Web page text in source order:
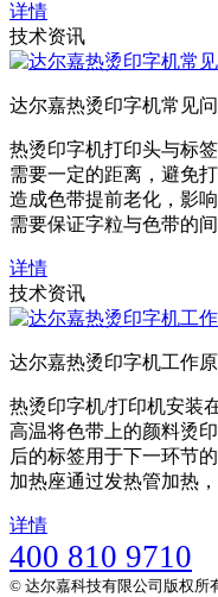
详情
技术资讯
达尔嘉热烫印字机常见
热烫印字机打印头与标
需要一定的距离，避免
造成色带提前老化，影
需要保证字粒与色带的
详情
技术资讯
达尔嘉热烫印字机工作
热烫印字机/打印机安装
高温将色带上的颜料烫
后的标签用于下一环节
加热座通过发热管加热
详情
400 810 9710
© 达尔嘉科技有限公司版权所